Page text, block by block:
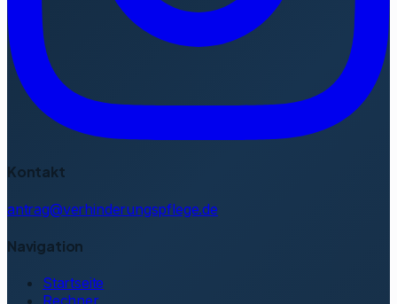
Kontakt
antrag@verhinderungspflege.de
Navigation
Startseite